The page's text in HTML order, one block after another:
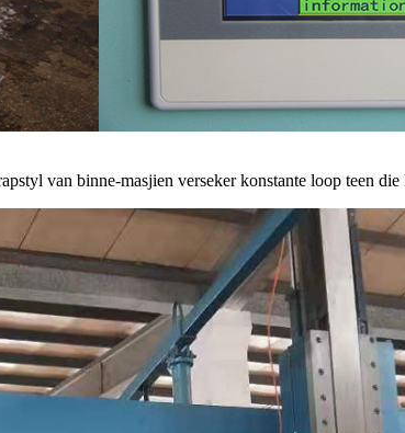
van binne-masjien verseker konstante loop teen